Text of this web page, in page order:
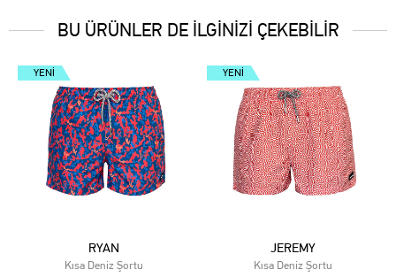
BU ÜRÜNLER DE İLGİNİZİ ÇEKEBİLİR
YENI
RYAN
Kısa Deniz Şortu
YENI
JEREMY
Kısa Deniz Şortu